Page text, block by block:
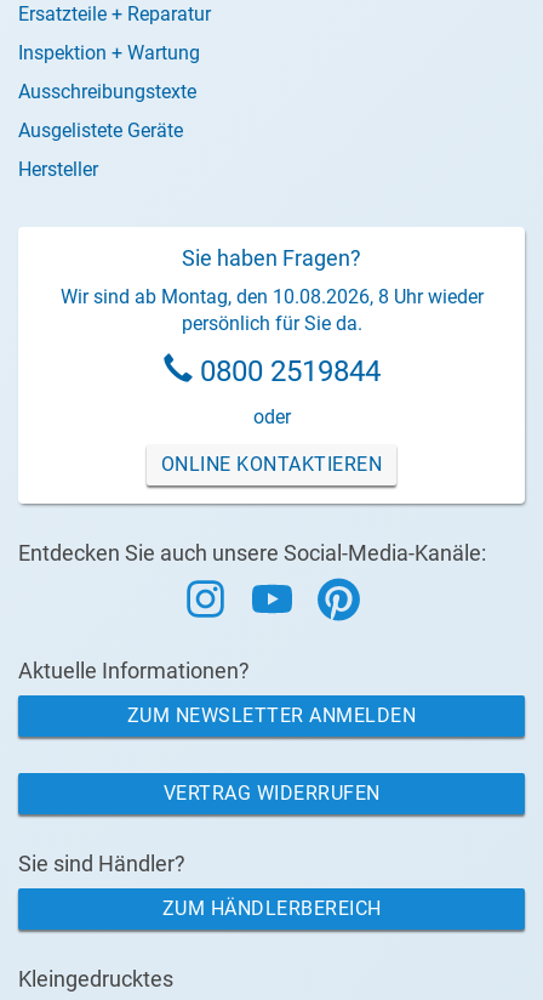
Ersatzteile + Reparatur
Inspektion + Wartung
Ausschreibungstexte
Ausgelistete Geräte
Hersteller
Sie haben Fragen?
Wir sind ab Montag, den 10.08.2026, 8 Uhr wieder
persönlich für Sie da.
0800 2519844
oder
ONLINE KONTAKTIEREN
Entdecken Sie auch unsere Social-Media-Kanäle:
Aktuelle Informationen?
ZUM NEWSLETTER ANMELDEN
VERTRAG WIDERRUFEN
Sie sind Händler?
ZUM HÄNDLERBEREICH
Kleingedrucktes